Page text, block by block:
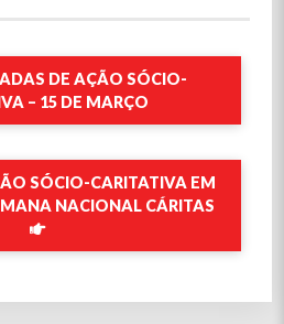
DE AÇÃO SÓCIO-
– 15 DE MARÇO
SÓCIO-CARITATIVA EM
NACIONAL CÁRITAS